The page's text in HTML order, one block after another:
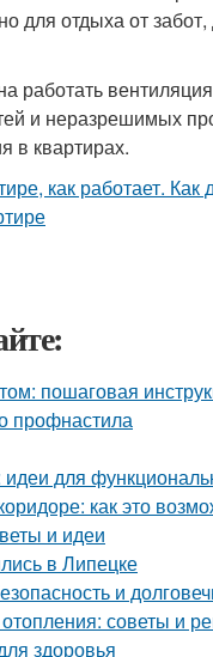
отдыха от
работать
и неразрешимых
в квартирах.
пошаговая
профнастила
для
как это
и идеи
в Липецке
и
советы и
здоровья